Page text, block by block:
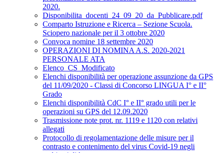
2020.
Disponibilita_docenti_24_09_20_da_Pubblicare.pdf
Comparto Istruzione e Ricerca – Sezione Scuola.
Sciopero nazionale per il 3 ottobre 2020
Convoca nomine 18 settembre 2020
OPERAZIONI DI NOMINA A.S. 2020-2021
PERSONALE ATA
Elenco_CS_Modificato
Elenchi disponibilità per operazione assunzione da GPS
del 11/09/2020 - Classi di Concorso LINGUA I° e II°
Grado
Elenchi disponibilità CdC I° e II° grado utili per le
operazioni su GPS del 12.09.2020
Trasmissione note prot. nr. 1119 e 1120 con relativi
allegati
Protocollo di regolamentazione delle misure per il
contrasto e contenimento del virus Covid-19 negli